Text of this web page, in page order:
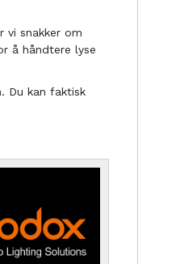
vi snakker om
å håndtere lyse
Du kan faktisk